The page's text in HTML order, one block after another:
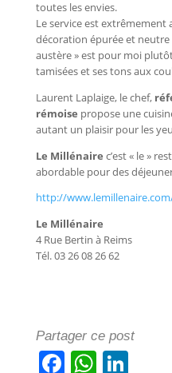
toutes les envies.
Le service est
décoration épurée et neutre
austère » est pour moi
tamisées et ses tons aux
Laurent Laplaige, le chef,
rémoise propose une
autant un plaisir pour les
Le Millénaire c’est « le »
abordable pour des
http://
Le Millénaire
4 Rue Bertin à Reims
Tél. 03 26 08 26 62
Partager ce post
F W Li